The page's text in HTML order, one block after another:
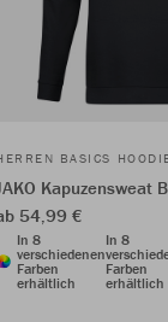
BASICS
Kapuzensweat
54,99 €
In 8
verschiedenen
Farben
erhältlich
In 8
Farben
erhältlich